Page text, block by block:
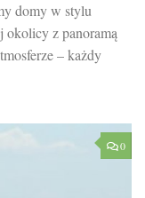
domy w stylu
okolicy z panoramą
– każdy
0